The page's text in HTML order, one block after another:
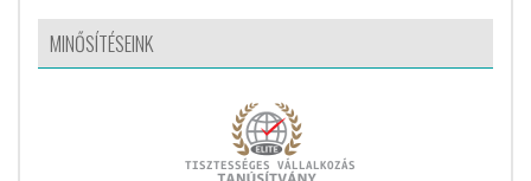
MINŐSÍTÉSEINK